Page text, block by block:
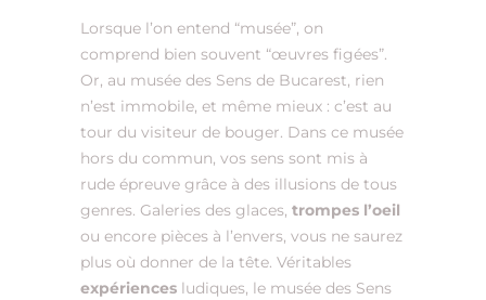
Lorsque l’on entend “musée”, on
comprend bien souvent “œuvres figées”.
Or, au musée des Sens de Bucarest, rien
n’est immobile, et même mieux : c’est au
tour du visiteur de bouger. Dans ce musée
hors du commun, vos sens sont mis à
rude épreuve grâce à des illusions de tous
genres. Galeries des glaces, trompes l’oeil
ou encore pièces à l’envers, vous ne saurez
plus où donner de la tête. Véritables
expériences ludiques, le musée des Sens